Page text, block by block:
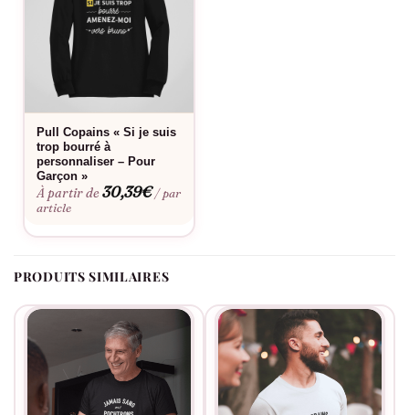
Pull Copains « Si je suis
trop bourré à
personnaliser – Pour
Garçon »
À partir de30,39€ / par
article
PRODUITS SIMILAIRES